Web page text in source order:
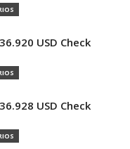
USD Check
USD Check